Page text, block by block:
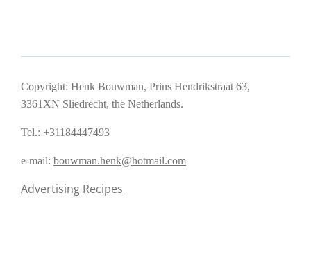
Copyright: Henk Bouwman, Prins Hendrikstraat 63,
3361XN Sliedrecht, the Netherlands.
Tel.: +31184447493
e-mail: bouwman.henk@hotmail.com
Advertising Recipes